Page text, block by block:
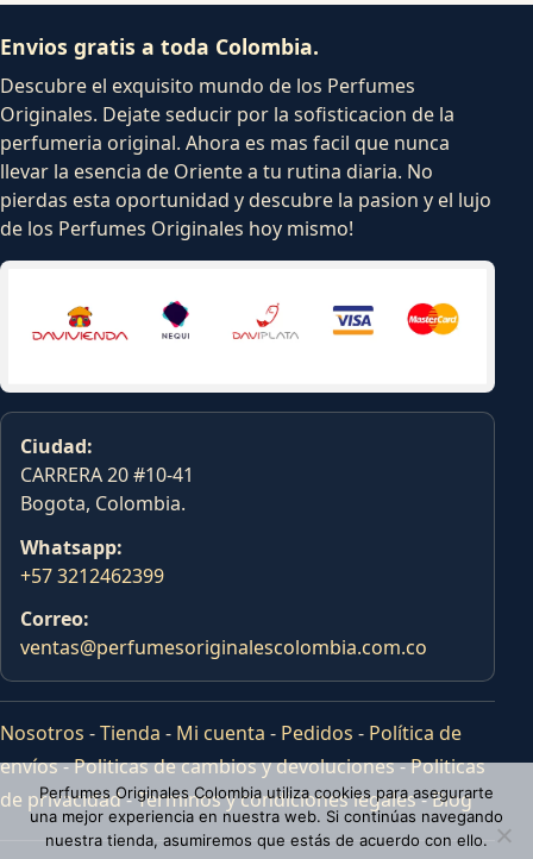
Envios gratis a toda Colombia.
Descubre el exquisito mundo de los Perfumes
Originales. Dejate seducir por la sofisticacion de la
perfumeria original. Ahora es mas facil que nunca
llevar la esencia de Oriente a tu rutina diaria. No
pierdas esta oportunidad y descubre la pasion y el lujo
de los Perfumes Originales hoy mismo!
Ciudad:
CARRERA 20 #10-41
Bogota, Colombia.
Whatsapp:
+57 3212462399
Correo:
ventas@perfumesoriginalescolombia.com.co
Nosotros -Tienda - Mi cuenta - Pedidos - Política de
envíos-Politicas de cambios y devoluciones-Politicas
de privacidad-Terminos y condiciones legales-Blog
Perfumes Originales Colombia utiliza cookies para asegurarte
una mejor experiencia en nuestra web. Si continúas navegando
nuestra tienda, asumiremos que estás de acuerdo con ello.